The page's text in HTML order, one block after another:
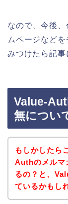
なので、今後
ムページなど
みつけたら記
Value-
無につい
もしかしたら
Authのメルマ
るの？と、
ているかもし